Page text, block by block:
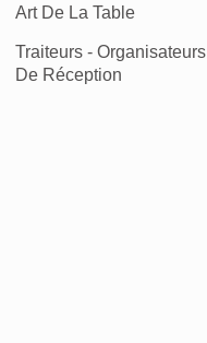
Art De La Table
Traiteurs - Organisateurs
De Réception